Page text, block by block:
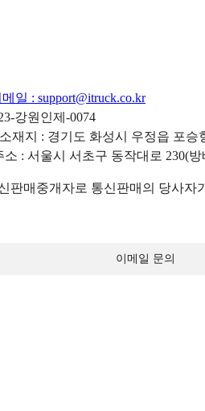
일 : support@itruck.co.kr
강원인제-0074
재지 : 경기도 화성시 우정읍 포승
: 서울시 서초구 동작대로 230(
매중개자로 통신판매의 당사
이메일 문의